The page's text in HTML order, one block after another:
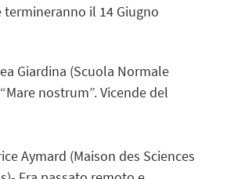
termineranno il 14 Giugno
Giardina (Scuola Normale
nostrum”. Vicende del
Aymard (Maison des Sciences